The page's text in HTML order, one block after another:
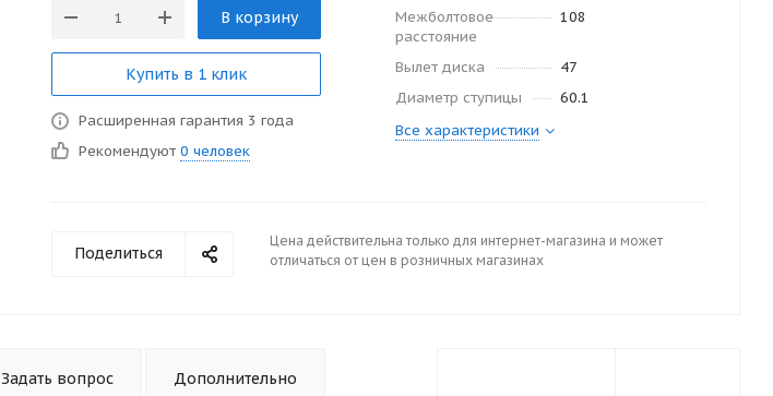
В корзину
Купить в 1 клик
Расширенная гарантия 3 года
Рекомендуют 0 человек
Межболтовое
расстояние
108
Вылет диска
47
Диаметр ступицы
60.1
Все характеристики
Поделиться
Цена действительна только для интернет-магазина и может
отличаться от цен в розничных магазинах
Задать вопрос Дополнительно